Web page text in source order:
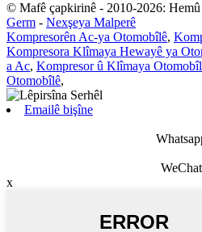
© Mafê çapkirinê - 2010-2026: Hemû
Germ - Nexşeya Malperê
Kompresorên Ac-ya Otomobîlê,
Kompresora Klîmaya Hewayê ya
a Ac, Kompresor û Klîmaya
Otomobîlê,
Emailê bişîne
WeChat
x